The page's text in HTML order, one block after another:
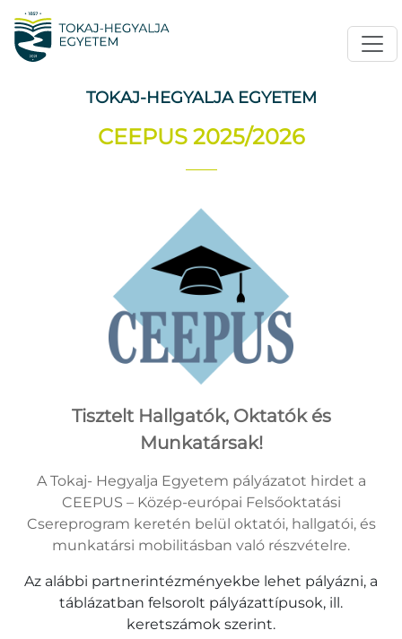
TOKAJ-HEGYALJA EGYETEM
CEEPUS 2025/2026
Tisztelt Hallgatók, Oktatók és
Munkatársak!
A Tokaj- Hegyalja Egyetem pályázatot hirdet a
CEEPUS – Közép-európai Felsőoktatási
Csereprogram keretén belül oktatói, hallgatói, és
munkatársi mobilitásban való részvételre.
Az alábbi partnerintézményekbe lehet pályázni, a
táblázatban felsorolt pályázattípusok, ill.
keretszámok szerint.